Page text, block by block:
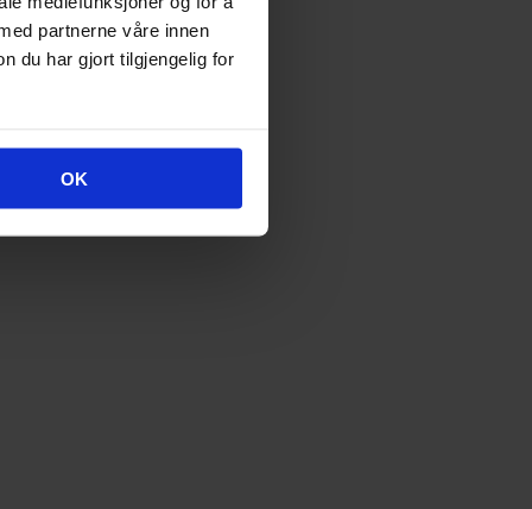
partnerne våre innen
du har gjort tilgjengelig for
OK